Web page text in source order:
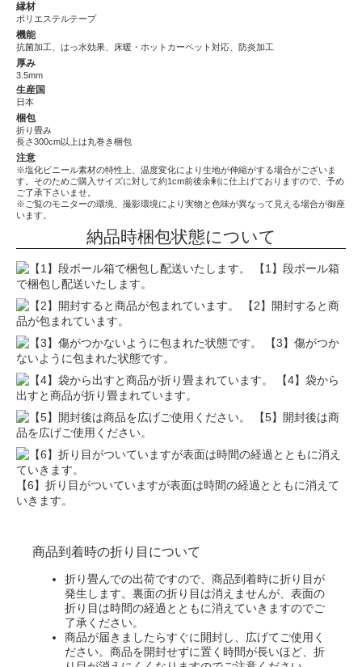
縁材
ポリエステルテープ
機能
抗菌加工、はっ水効果、床暖・ホットカーペット対応、防炎加工
厚み
3.5mm
生産国
日本
梱包
折り畳み
長さ300cm以上は丸巻き梱包
注意
※塩化ビニール素材の特性上、温度変化により生地が伸縮がする場合がございま
す。そのためご購入サイズに対して約1cm前後余剰に仕上げておりますので、予め
ご了承下さいませ。
※ご覧のモニターの環境、撮影環境により実物と色味が異なって見える場合が御座
います。
納品時梱包状態について
【1】段ボール箱
で梱包し配送いたします。
【2】開封すると商
品が包まれています。
【3】傷がつか
ないように包まれた状態です。
【4】袋から
出すと商品が折り畳まれています。
【5】開封後は商
品を広げご使用ください。
【6】折り目がついていますが表面は時間の経過とともに消えて
いきます。
商品到着時の折り目について
折り畳んでの出荷ですので、商品到着時に折り目が
発生します。裏面の折り目は消えませんが、表面の
折り目は時間の経過とともに消えていきますのでご
了承ください。
商品が届きましたらすぐに開封し、広げてご使用く
ださい。商品を開封せずに置く時間が長いほど、折